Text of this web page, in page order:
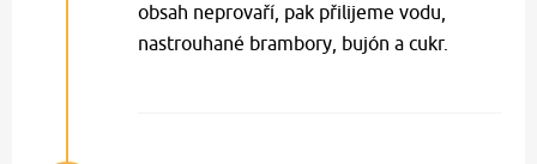
obsah neprovaří, pak přilijeme vodu,
nastrouhané brambory, bujón a cukr.